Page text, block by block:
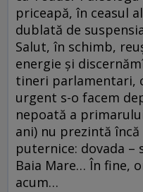
priceapă, în ceasul
dublată de
Salut, în schimb,
energie și
tineri parlamentari,
urgent s-o facem
nepoată a
ani) nu prezintă
puternice: dovada –
Baia Mare… În fine,
acum…